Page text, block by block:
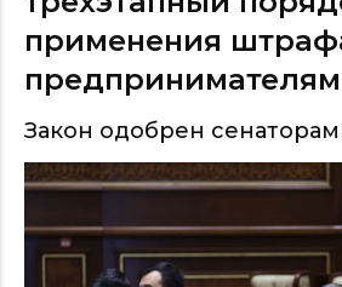
применения
предпринимателям
Закон одобрен